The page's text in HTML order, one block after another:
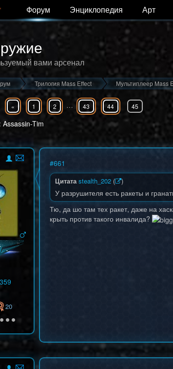
Форум Энциклопедия Арт
вами арсенал
Трилогия Mass Effect Мультиплеер Mass
« 1 2 … 43 44 45
Assassin-Tim
359
20
#661
Цитата stealth_202 ( )
У разрушителя есть ракеты и
Тю, да шо там тех ракет, даже на
крыть против такого инвалида?